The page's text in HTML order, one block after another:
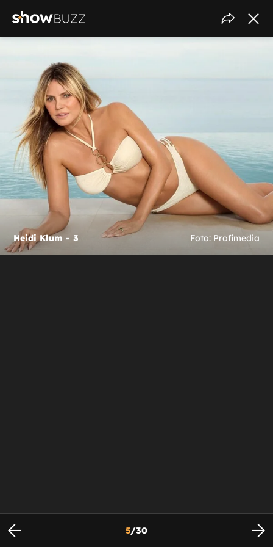
Heidi Klum - 3 Foto: Profimedia
5/30